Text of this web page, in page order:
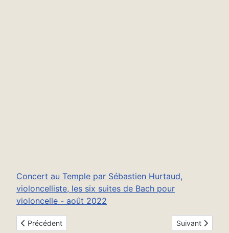
Concert au Temple par Sébastien Hurtaud,
violoncelliste, les six suites de Bach pour
violoncelle - août 2022
Article précédent : Conférences en 2021
Précédent Article suivant
Suivant